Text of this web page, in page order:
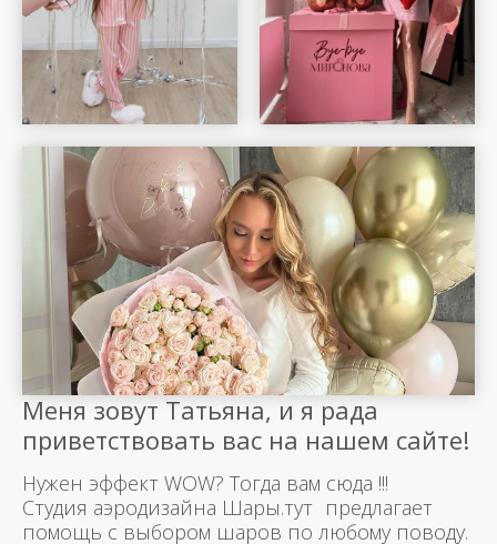
Меня зовут Татьяна, и я рада
приветствовать вас на нашем сайте!
Нужен эффект WOW? Тогда вам сюда !!!
Студия аэродизайна Шары.тут предлагает
помощь с выбором шаров по любому поводу.